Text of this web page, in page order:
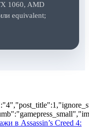
1060, AMD
equivalent;